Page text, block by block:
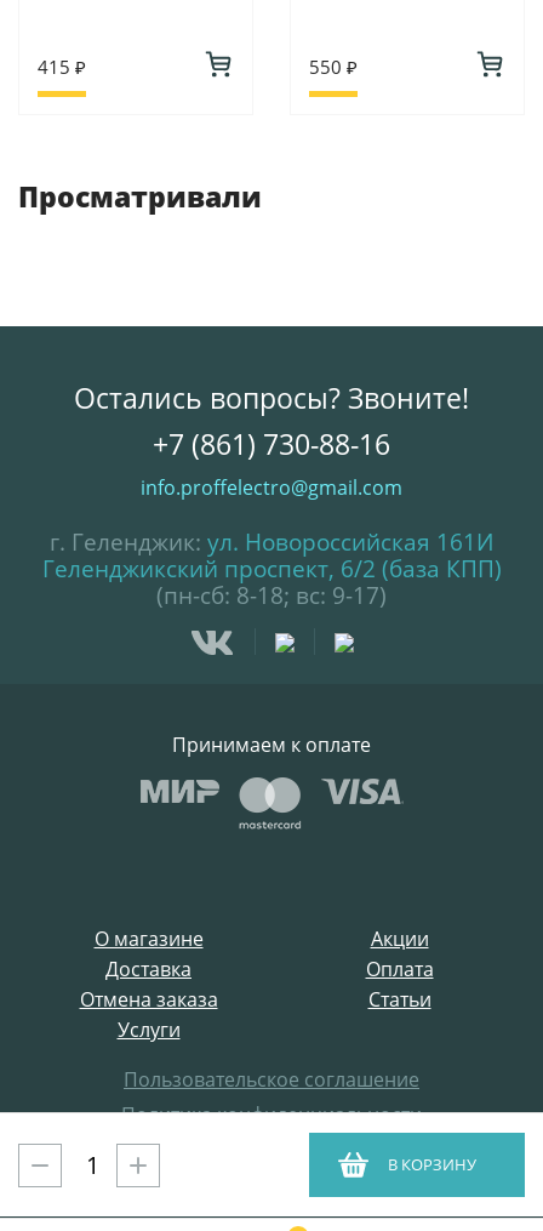
В КОРЗИНУ
415 ₽ 550 ₽
Просматривали
О магазине
Акции
Доставка
Оплата
Отмена заказа
Статьи
Услуги
Пользовательское соглашение
Политика конфиденциальности
Все права защищены
ProffElectro.ru © 2021
Остались вопросы? Звоните!
+7 (861) 730-88-16
info.proffelectro@gmail.com
г. Геленджик: ул. Новороссийская 161И
Геленджикский проспект, 6/2 (база КПП)
(пн-сб: 8-18; вс: 9-17)
Принимаем к оплате